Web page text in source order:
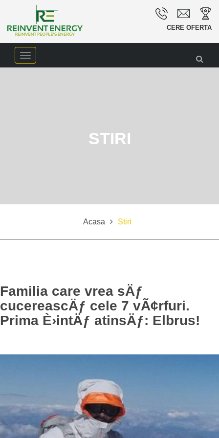
CERE OFERTA
Meniu
navigare
STIRI
Acasa Stiri
Familia care vrea sÄƒ
cucereascÄƒ cele 7 vÃ¢rfuri.
Prima È›intÄƒ atinsÄƒ: Elbrus!